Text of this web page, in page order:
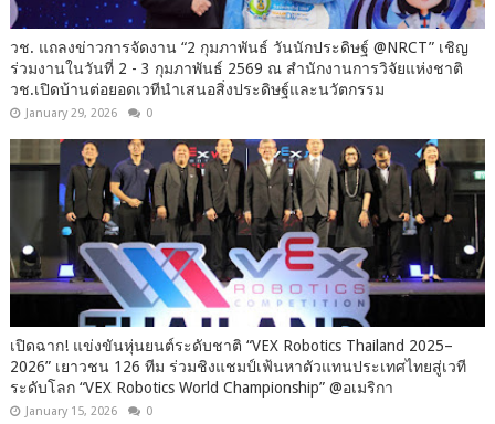
วช. แถลงข่าวการจัดงาน “2 กุมภาพันธ์ วันนักประดิษฐ์ @NRCT” เชิญ
ร่วมงานในวันที่ 2 - 3 กุมภาพันธ์ 2569 ณ สำนักงานการวิจัยแห่งชาติ
วช.เปิดบ้านต่อยอดเวทีนำเสนอสิ่งประดิษฐ์และนวัตกรรม
January 29, 2026 0
เปิดฉาก! แข่งขันหุ่นยนต์ระดับชาติ “VEX Robotics Thailand 2025–
2026” เยาวชน 126 ทีม ร่วมชิงแชมป์เฟ้นหาตัวแทนประเทศไทยสู่เวที
ระดับโลก “VEX Robotics World Championship” @อเมริกา
January 15, 2026 0